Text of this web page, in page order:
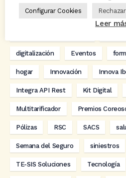
Carlos Rovira
digitalización Eventos
hogar Innovación Innova
Integra API Rest Kit Digital
Multitarificador Premios
Pólizas RSC SACS
Semana del Seguro siniestros
TE-SIS Soluciones Tecnología
Configurar Cookies
Leer